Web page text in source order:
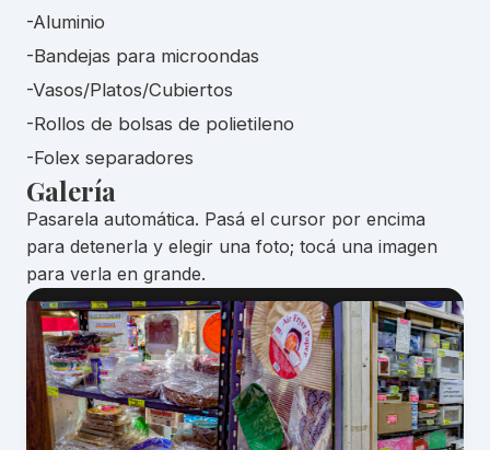
-Aluminio
-Bandejas para microondas
-Vasos/Platos/Cubiertos
-Rollos de bolsas de polietileno
-Folex separadores
Galería
Pasarela automática. Pasá el cursor por encima
para detenerla y elegir una foto; tocá una imagen
para verla en grande.